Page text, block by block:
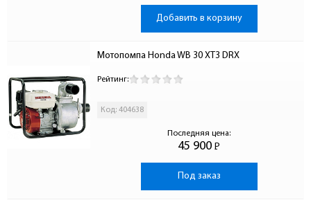
Добавить в корзину
Мотопомпа Honda WB 30 XT3 DRX
Рейтинг:
Код: 404638
Последняя цена:
45 900 Р
-
Под заказ